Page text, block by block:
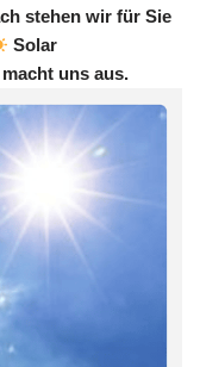
stehen wir für Sie
Solar
uns aus.